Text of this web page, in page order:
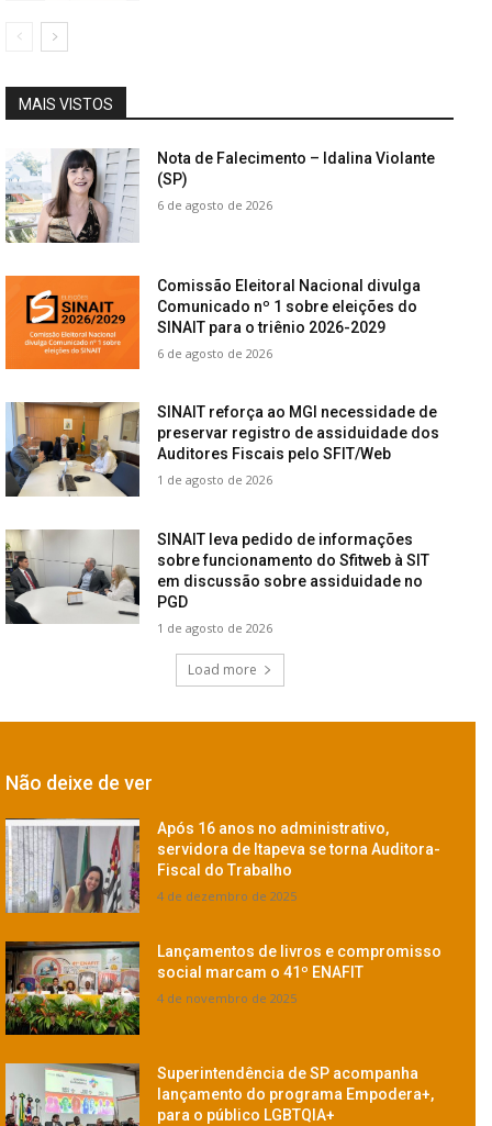
MAIS VISTOS
Nota de Falecimento – Idalina Violante
(SP)
6 de agosto de 2026
Comissão Eleitoral Nacional divulga
Comunicado nº 1 sobre eleições do
SINAIT para o triênio 2026-2029
6 de agosto de 2026
SINAIT reforça ao MGI necessidade de
preservar registro de assiduidade dos
Auditores Fiscais pelo SFIT/Web
1 de agosto de 2026
SINAIT leva pedido de informações
sobre funcionamento do Sfitweb à SIT
em discussão sobre assiduidade no
PGD
1 de agosto de 2026
Load more
Não deixe de ver
Após 16 anos no administrativo,
servidora de Itapeva se torna Auditora-
Fiscal do Trabalho
4 de dezembro de 2025
Lançamentos de livros e compromisso
social marcam o 41º ENAFIT
4 de novembro de 2025
Superintendência de SP acompanha
lançamento do programa Empodera+,
para o público LGBTQIA+